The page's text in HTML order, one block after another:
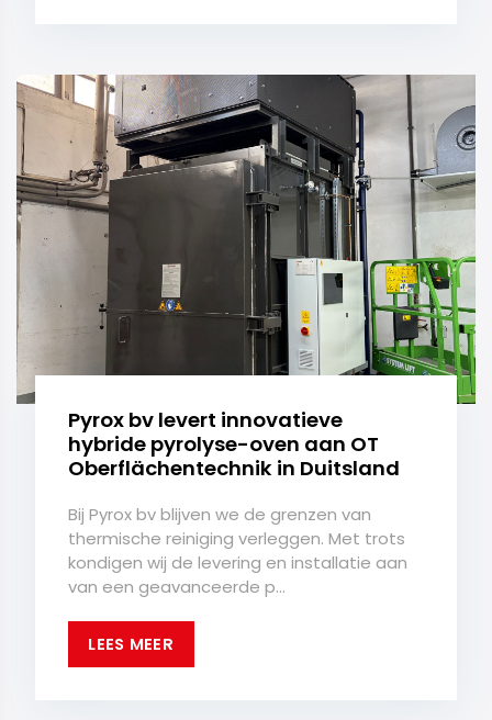
Pyrox bv levert innovatieve
hybride pyrolyse-oven aan OT
Oberflächentechnik in Duitsland
Bij Pyrox bv blijven we de grenzen van
thermische reiniging verleggen. Met trots
kondigen wij de levering en installatie aan
van een geavanceerde p...
LEES MEER